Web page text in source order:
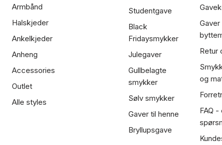
Armbånd
Halskjeder
Ankelkjeder
Anheng
Accessories
Outlet
Alle styles
Studentgave
Black
Fridaysmykker
Julegaver
Gullbelagte
smykker
Sølv smykker
Gaver til henne
Bryllupsgave
Retur
og
FAQ